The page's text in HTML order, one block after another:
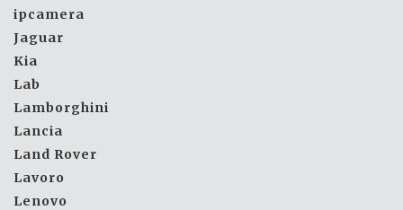
ipcamera
Jaguar
Kia
Lab
Lamborghini
Lancia
Land Rover
Lavoro
Lenovo